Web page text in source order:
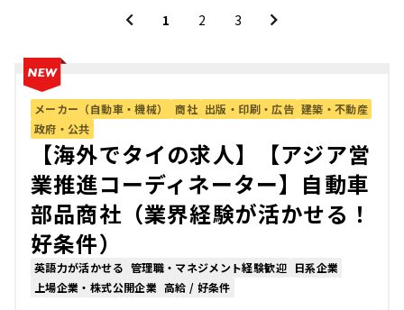
1
2 3
メーカー（自動車・機械） 商社 出版・印刷・広告 建築・不動産
政府・公共
【海外でタイの求人】【アジア営
業推進コーディネーター】自動車
部品商社（業界経験が活かせる！
好条件）
英語力が活かせる 管理職・マネジメント経験歓迎 日系企業
上場企業・株式公開企業 高給 / 好条件